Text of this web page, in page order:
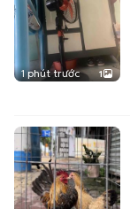
1 phút trước 1